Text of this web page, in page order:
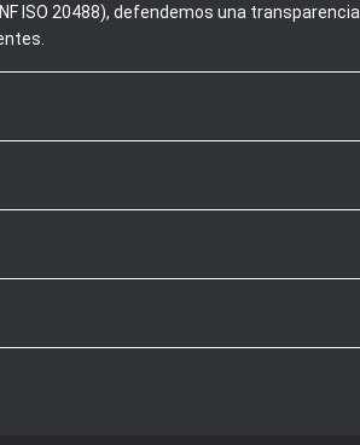
ISO 20488), defendemos una transparencia